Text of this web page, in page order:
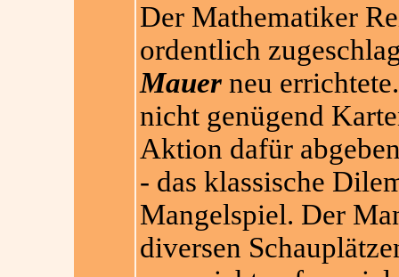
Der Mathematiker
ordentlich
Mauerneu
nicht genügend
Aktion dafür
- das klassische
Mangelspiel. Der
diversen